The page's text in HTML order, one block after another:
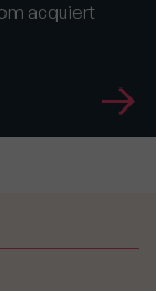
acquiert